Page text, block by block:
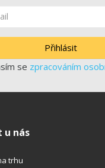
Přihlásit
se zpracováním
u nás
trhu